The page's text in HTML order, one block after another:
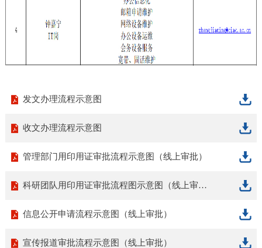
发文办理流程示意图
收文办理流程示意图
管理部门用印用证审批流程示意图（线上审批）
科研团队用印用证审批流程图示意图（线上审批）
信息公开申请流程示意图（线上审批）
宣传报道审批流程示意图（线上审批）